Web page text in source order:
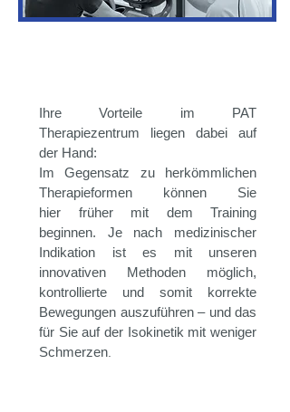
Ihre Vorteile im PAT
Therapiezentrum liegen dabei auf
der Hand:
Im Gegensatz zu herkömmlichen
Therapieformen können Sie
hier früher mit dem Training
beginnen. Je nach medizinischer
Indikation ist es mit unseren
innovativen Methoden möglich,
kontrollierte und somit korrekte
Bewegungen auszuführen – und das
für Sie auf der Isokinetik mit weniger
Schmerzen